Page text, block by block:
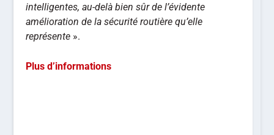
intelligentes, au-delà bien sûr de l’évidente
amélioration de la sécurité routière qu’elle
représente ».
Plus d’informations